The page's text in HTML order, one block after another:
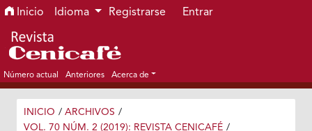
Ir al menú de navegación principal
Ir al contenido principal
Ir al pie de página del sitio
Inicio Idioma Registrarse Entrar
Número actual Anteriores Acerca de
INICIO / ARCHIVOS /
VOL. 70 NÚM. 2 (2019): REVISTA CENICAFÉ /